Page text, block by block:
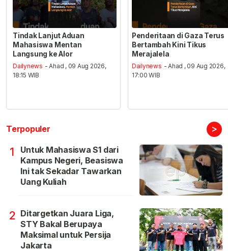
Tindak Lanjut Aduan
Mahasiswa Mentan
Langsung ke Alor
Dailynews - Ahad , 09 Aug 2026,
18:15 WIB
Penderitaan di Gaza Terus
Bertambah Kini Tikus
Merajalela
Dailynews - Ahad , 09 Aug 2026,
17:00 WIB
Terpopuler >
1
Untuk Mahasiswa S1 dari
Kampus Negeri, Beasiswa
Ini tak Sekadar Tawarkan
Uang Kuliah
2 Ditargetkan Juara Liga,
STY Bakal Berupaya
Maksimal untuk Persija
Jakarta